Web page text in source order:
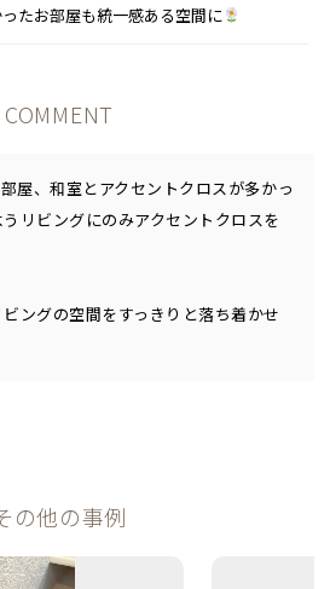
たお部屋も統一感ある空間に
COMMENT
屋、和室とアクセントクロスが多かっ
リビングにのみアクセントクロスを
ングの空間をすっきりと落ち着かせ
の他の事例